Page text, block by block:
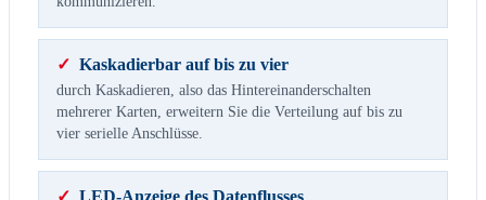
✓ Kaskadierbar auf bis zu vier
durch Kaskadieren, also das Hintereinanderschalten
mehrerer Karten, erweitern Sie die Verteilung auf bis zu
vier serielle Anschlüsse.
✓ LED-Anzeige des Datenflusses